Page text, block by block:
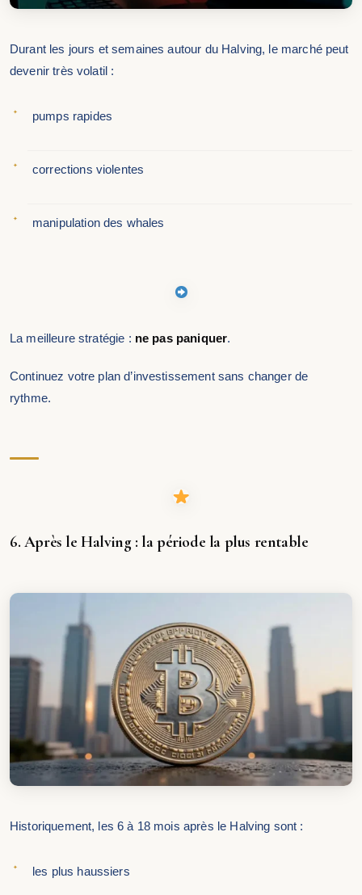
Durant les jours et semaines autour du Halving, le marché peut
devenir très volatil :
pumps rapides
corrections violentes
manipulation des whales
La meilleure stratégie : ne pas paniquer.
Continuez votre plan d’investissement sans changer de
rythme.
6. Après le Halving : la période la plus rentable
Historiquement, les 6 à 18 mois après le Halving sont :
les plus haussiers